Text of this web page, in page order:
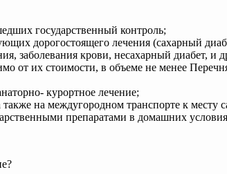
государственный контроль;
дорогостоящего лечения (сахарный
заболевания крови, несахарный диабет, и
от их стоимости, в объеме не менее
курортное лечение;
на междугородном транспорте к месту
препаратами в домашних